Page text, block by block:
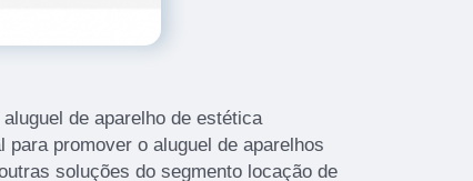
de aparelho de estética
para promover o aluguel de aparelhos
soluções do segmento locação de